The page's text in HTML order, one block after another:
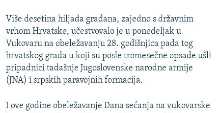
POPLAVE I KLIZIŠTA U BIH 2024.
TV LIBERTY
POST SCRIPTUM
MOJA EVROPA
TRI DECENIJE OD RATA U BIH
SVE KARTE DEJTONA
Sve RFE/RL stranice
Više desetina hiljada građana, zajedno s državnim
vrhom Hrvatske, učestvovalo je u ponedeljak u
Vukovaru na obeležavanju 28. godišnjica pada tog
hrvatskog grada u koji su posle tromesečne opsade ušli
pripadnici tadašnje Jugoslovenske narodne armije
(JNA) i srpskih paravojnih formacija.
I ove godine obeležavanje Dana sećanja na vukovarske